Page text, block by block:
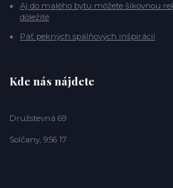
Aj do malého bytu môžete šikovnou
dôležité
Päť pekných spálňových inšpirácií
Kde nás nájdete
Družstevná 69
Solčany, 956 17